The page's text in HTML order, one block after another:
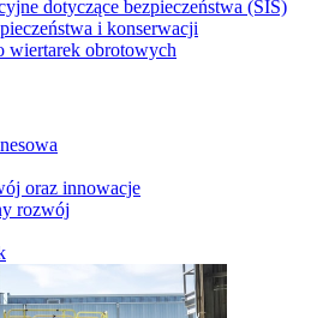
dotyczące bezpieczeństwa (SIS)
i konserwacji
wiertarek obrotowych
oraz innowacje
rozwój